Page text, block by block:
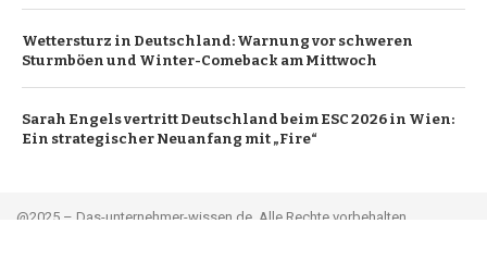
Wettersturz in Deutschland: Warnung vor schweren
Sturmböen und Winter-Comeback am Mittwoch
Sarah Engels vertritt Deutschland beim ESC 2026 in Wien:
Ein strategischer Neuanfang mit „Fire“
@2025 – Das-unternehmer-wissen.de. Alle Rechte vorbehalten.